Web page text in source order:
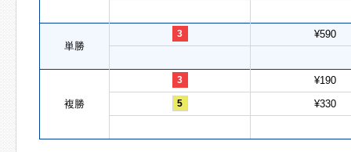
単勝
3 ¥590
複勝
3 ¥190
5 ¥330